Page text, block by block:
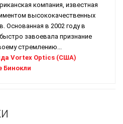
компания, известная
высококачественных
Основанная в 2002 году в
завоевала признание
стремлению...
Vortex Optics (США)
Бинокли